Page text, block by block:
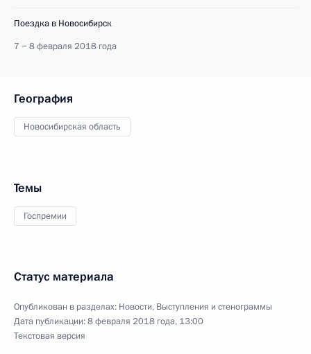
Поездка в Новосибирск
7 − 8 февраля 2018 года
География
Новосибирская область
Темы
Госпремии
Статус материала
Опубликован в разделах: Новости, Выступления и стенограммы
Дата публикации:8 февраля 2018 года, 13:00
Текстовая версия